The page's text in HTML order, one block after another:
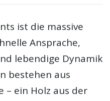
ist die massive
Ansprache,
lebendige Dynamik
bestehen aus
– ein Holz aus der